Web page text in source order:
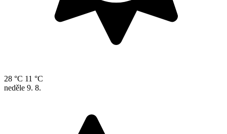
28 °C 11 °C
neděle 9. 8.